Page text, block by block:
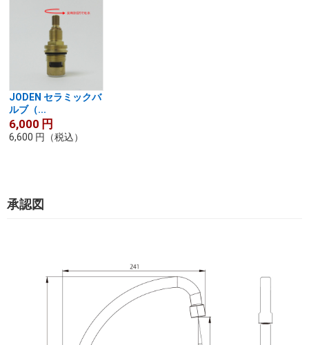
JODEN セラミックバ
ルブ（...
6,000 円
6,600 円 （税込）
承認図